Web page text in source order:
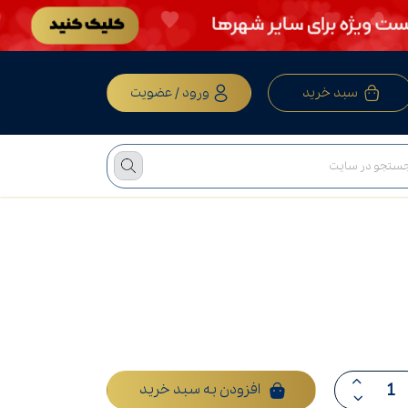
سبد خرید ورود / عضویت
افزودن به سبد خرید